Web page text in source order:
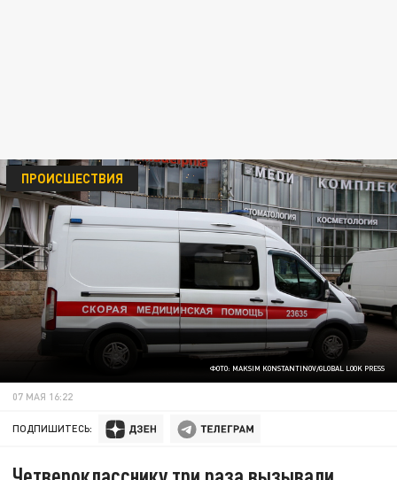
ФОТО: MAKSIM KONSTANTINOV/GLOBAL LOOK PRESS
ПРОИСШЕСТВИЯ
07 МАЯ 16:22
ПОДПИШИТЕСЬ: